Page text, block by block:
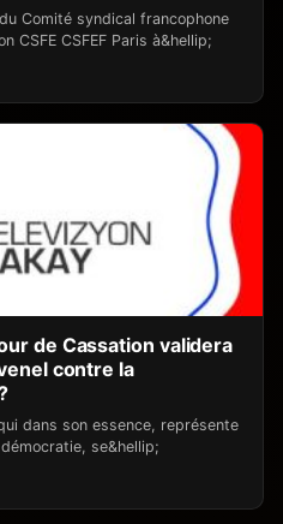
Comité syndical francophone
CSFE CSFEF Paris à&hellip;
de Cassation validera
contre la
dans son essence, représente
se&hellip;